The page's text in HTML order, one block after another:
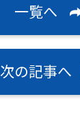
一覧へ
次の記事へ